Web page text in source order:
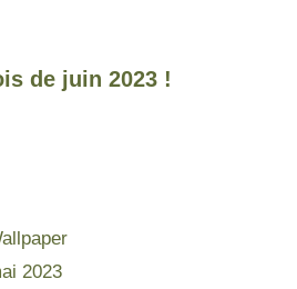
de juin 2023 !
2023